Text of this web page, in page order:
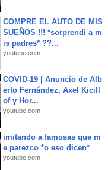
COMPRE EL AUTO DE MIS
SUEÑOS !!! *sorprendi a m
is padres* ??...
youtube.com
COVID-19 | Anuncio de Alb
erto Fernández, Axel Kicill
of y Hor...
youtube.com
imitando a famosas que m
e parezco *o eso dicen*
youtube.com